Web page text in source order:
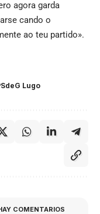
agora garda
cando o
ao teu partido».
Lugo
COMENTARIOS